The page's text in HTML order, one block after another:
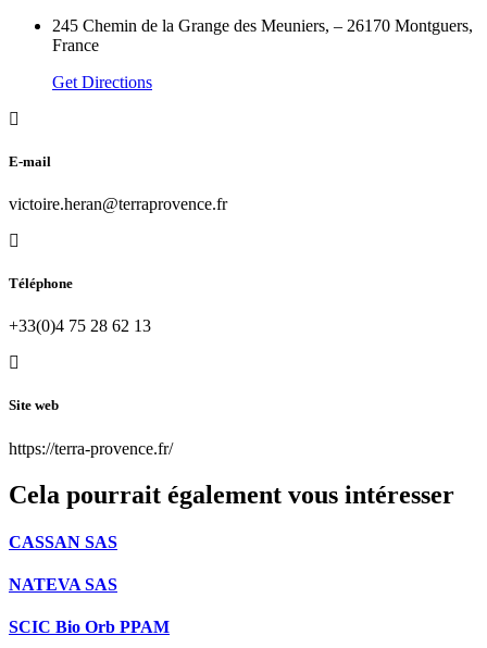
245 Chemin de la Grange des Meuniers, – 26170 Montguers,
France
Get Directions
E-mail
victoire.heran@terraprovence.fr
Téléphone
+33(0)4 75 28 62 13
Site web
https://terra-provence.fr/
Cela pourrait également vous intéresser
CASSAN SAS
NATEVA SAS
SCIC Bio Orb PPAM